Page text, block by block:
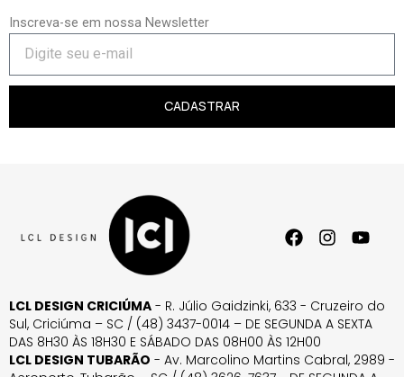
Inscreva-se em nossa Newsletter
CADASTRAR
LCL DESIGN CRICIÚMA - R. Júlio Gaidzinki, 633 - Cruzeiro do
Sul, Criciúma – SC / (48) 3437-0014 – DE SEGUNDA A SEXTA
DAS 8H30 ÀS 18H30 E SÁBADO DAS 08H00 ÀS 12H00
LCL DESIGN TUBARÃO - Av. Marcolino Martins Cabral, 2989 -